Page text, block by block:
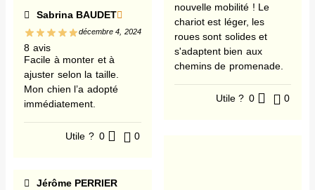
Sabrina BAUDET
8 avis
décembre 4, 2024
Facile à monter et à
ajuster selon la taille.
Mon chien l’a adopté
immédiatement.
Utile ? 0 0
Jérôme PERRIER
nouvelle mobilité ! Le
chariot est léger, les
roues sont solides et
s'adaptent bien aux
chemins de promenade.
Utile ? 0 0